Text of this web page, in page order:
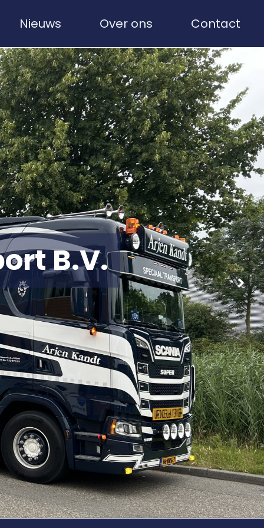
Nieuws Over ons Contact
B.V.
B.V.
B.V.